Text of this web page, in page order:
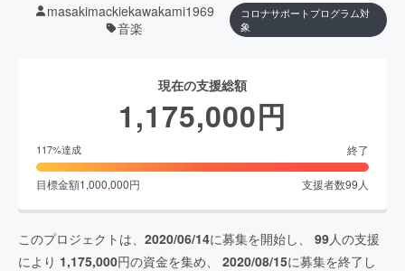
masakimackiekawakami1969
音楽
コロナサポートプログラム対
象
現在の支援総額
1,175,000円
117%達成 終了
目標金額1,000,000円 支援者数99 人
このプロジェクトは、 2020/06/14に募集を開始し、 99人の支援
により 1,175,000円の資金を集め、 2020/08/15に募集を終了し